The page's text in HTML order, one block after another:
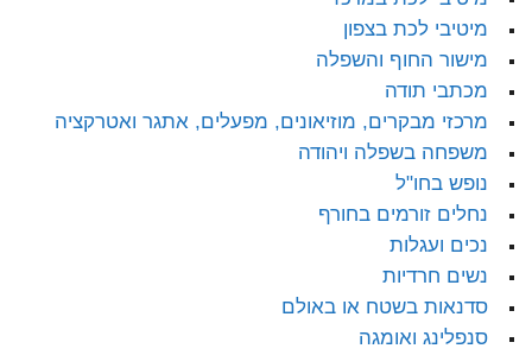
מיטיבי לכת בצפון
מישור החוף והשפלה
מכתבי תודה
מרכזי מבקרים, מוזיאונים, מפעלים, אתגר ואטרקציה
משפחה בשפלה ויהודה
נופש בחו"ל
נחלים זורמים בחורף
נכים ועגלות
נשים חרדיות
סדנאות בשטח או באולם
סנפלינג ואומגה